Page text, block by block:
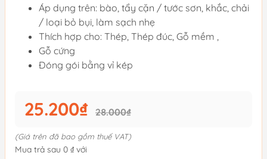
Áp dụng trên: bào, tẩy cặn / tước sơn, khắc, chải
/ loại bỏ bụi, làm sạch nhẹ
Thích hợp cho: Thép, Thép đúc, Gỗ mềm ,
Gỗ cứng
Đóng gói bằng vỉ kép
25.200₫ 28.000₫
(Giá trên đã bao gồm thuế VAT)
Mua trả sau 0 ₫ với